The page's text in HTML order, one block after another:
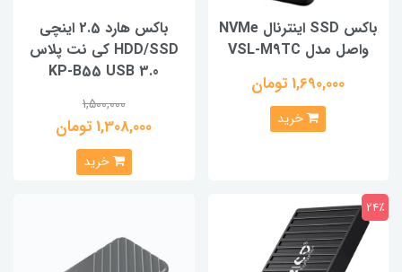
باکس SSD اینترنال NVMe
واصل مدل VSL-M9TC
1,690,000 تومان
خرید
باکس هارد 2.5 اینچی
HDD/SSD کی نت پلاس
KP-B55 USB 3.0
1,500,000
1,308,000 تومان
خرید
24٪